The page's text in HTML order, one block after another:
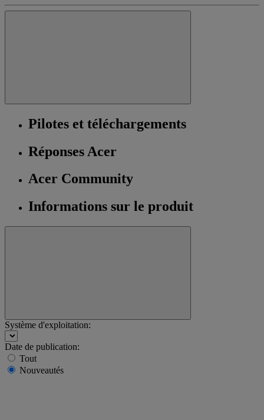
Pilotes et téléchargements
Réponses Acer
Acer Community
Informations sur le produit
Système d'exploitation:
Date de publication:
Tout
Nouveautés